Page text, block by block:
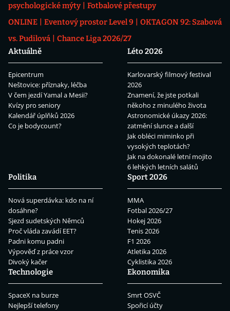
psychologické mýty
Fotbalové přestupy
ONLINE
Eventový prostor Level 9
OKTAGON 92: Szabová
vs. Pudilová
Chance Liga 2026/27
Aktuálně
Epicentrum
Neštovice: příznaky, léčba
V čem jezdí Yamal a Mesii?
Kvízy pro seniory
Kalendář úplňků 2026
Co je bodycount?
Léto 2026
Karlovarský filmový festival
2026
Znamení, že jste potkali
někoho z minulého života
Astronomické úkazy 2026:
zatmění slunce a další
Jak obléci miminko při
vysokých teplotách?
Jak na dokonalé letní mojito
6 lehkých letních salátů
Politika
Nová superdávka: kdo na ní
dosáhne?
Sjezd sudetských Němců
Proč vláda zavádí EET?
Padni komu padni
Výpověď z práce vzor
Divoký kačer
Sport 2026
MMA
Fotbal 2026/27
Hokej 2026
Tenis 2026
F1 2026
Atletika 2026
Cyklistika 2026
Technologie
SpaceX na burze
Nejlepší telefony
Ekonomika
Smrt OSVČ
Spořicí účty